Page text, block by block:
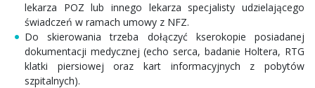
lekarza POZ lub innego lekarza specjalisty udzielającego
świadczeń w ramach umowy z NFZ.
Do skierowania trzeba dołączyć kserokopie posiadanej
dokumentacji medycznej (echo serca, badanie Holtera, RTG
klatki piersiowej oraz kart informacyjnych z pobytów
szpitalnych).